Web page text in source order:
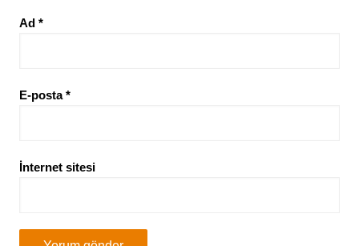
Ad *
E-posta*
İnternet sitesi